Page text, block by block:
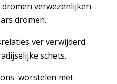
verwezenlijken
dromen.
ver verwijderd
schets.
worstelen met